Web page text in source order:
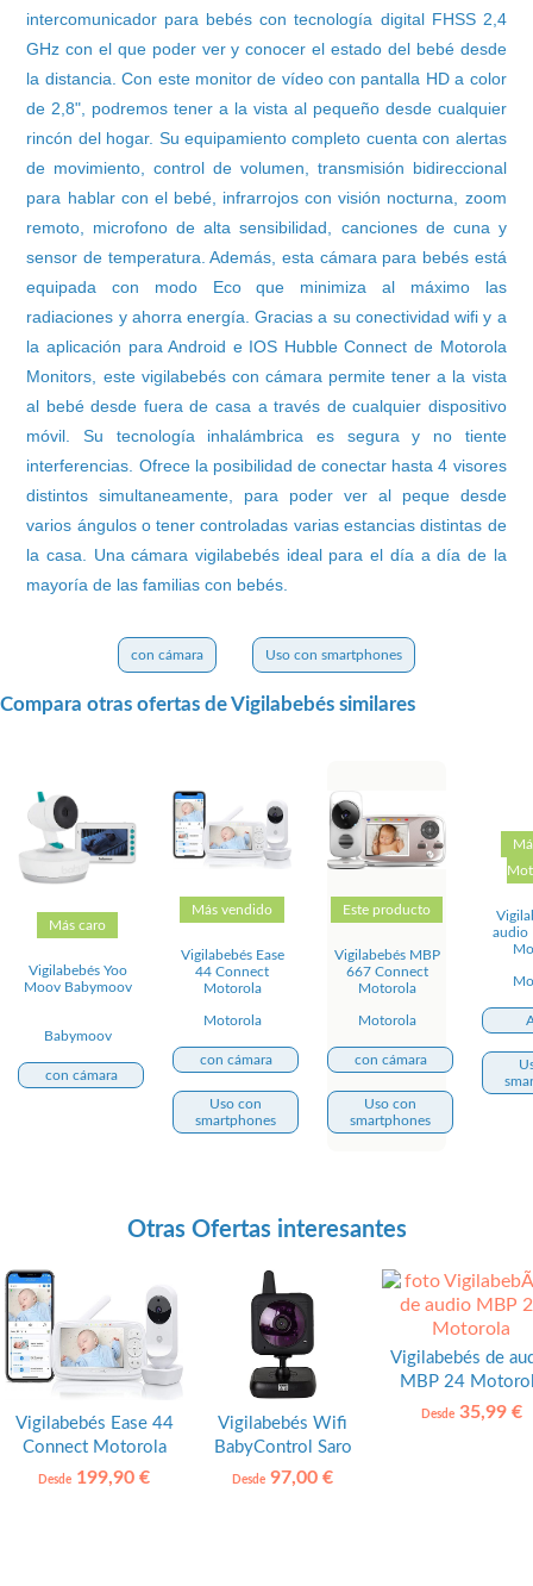
intercomunicador para bebés con tecnología digital FHSS 2,4
GHz con el que poder ver y conocer el estado del bebé desde
la distancia. Con este monitor de vídeo con pantalla HD a color
de 2,8", podremos tener a la vista al pequeño desde cualquier
rincón del hogar. Su equipamiento completo cuenta con alertas
de movimiento, control de volumen, transmisión bidireccional
para hablar con el bebé, infrarrojos con visión nocturna, zoom
remoto, microfono de alta sensibilidad, canciones de cuna y
sensor de temperatura. Además, esta cámara para bebés está
equipada con modo Eco que minimiza al máximo las
radiaciones y ahorra energía. Gracias a su conectividad wifi y a
la aplicación para Android e IOS Hubble Connect de Motorola
Monitors, este vigilabebés con cámara permite tener a la vista
al bebé desde fuera de casa a través de cualquier dispositivo
móvil. Su tecnología inhalámbrica es segura y no tiente
interferencias. Ofrece la posibilidad de conectar hasta 4 visores
distintos simultaneamente, para poder ver al peque desde
varios ángulos o tener controladas varias estancias distintas de
la casa. Una cámara vigilabebés ideal para el día a día de la
mayoría de las familias con bebés.
con cámara Uso con smartphones
Compara otras ofertas de Vigilabebés similares
Más caro
Vigilabebés Yoo
Moov Babymoov
Babymoov
con cámara
Más vendido
Vigilabebés Ease
44 Connect
Motorola
Motorola
con cámara
Uso con
smartphones
Este producto
Vigilabebés MBP
667 Connect
Motorola
Motorola
con cámara
Uso con
smartphones
audio
Otras Ofertas interesantes
Vigilabebés Ease 44
Connect Motorola
Desde 199,90 €
Vigilabebés Wifi
BabyControl Saro
Desde 97,00 €
Vigilabebés de
MBP 24
Desde35,99 €